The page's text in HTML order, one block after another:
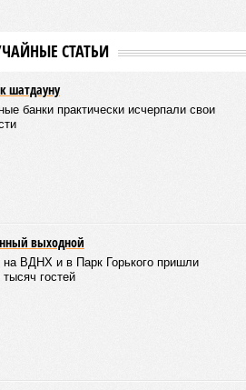
СТАТЬИ
шатдауну
банки практически исчерпали свои
выходной
на ВДНХ и в Парк Горького пришли
гостей